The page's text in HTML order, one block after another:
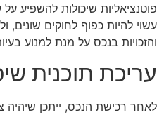
פוטנציאליות שיכולות להשפיע
עשוי להיות כפוף לחוקים שונים,
והזכויות בנכס על מנת למנוע
עריכת תוכנית
לאחר רכישת הנכס, ייתכן שיהיה